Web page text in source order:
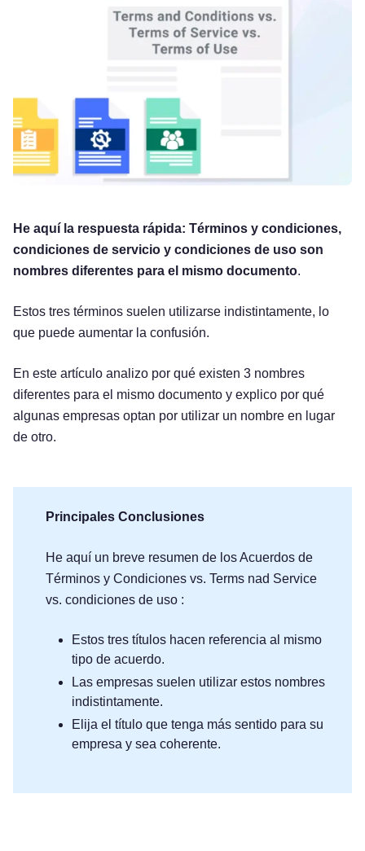
He aquí la respuesta rápida: Términos y condiciones,
condiciones de servicio y condiciones de uso son
nombres diferentes para el mismo documento.
Estos tres términos suelen utilizarse indistintamente, lo
que puede aumentar la confusión.
En este artículo analizo por qué existen 3 nombres
diferentes para el mismo documento y explico por qué
algunas empresas optan por utilizar un nombre en lugar
de otro.
Principales Conclusiones
He aquí un breve resumen de los Acuerdos de
Términos y Condiciones vs. Terms nad Service
vs. condiciones de uso :
Estos tres títulos hacen referencia al mismo
tipo de acuerdo.
Las empresas suelen utilizar estos nombres
indistintamente.
Elija el título que tenga más sentido para su
empresa y sea coherente.